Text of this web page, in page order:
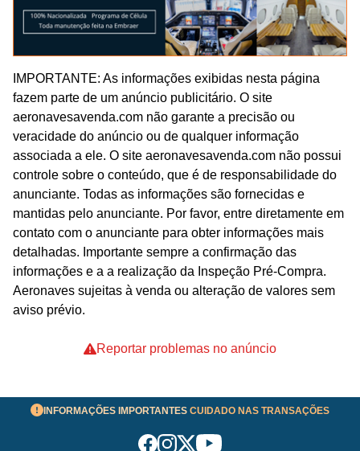
IMPORTANTE: As informações exibidas nesta página
fazem parte de um anúncio publicitário. O site
aeronavesavenda.com não garante a precisão ou
veracidade do anúncio ou de qualquer informação
associada a ele. O site aeronavesavenda.com não possui
controle sobre o conteúdo, que é de responsabilidade do
anunciante. Todas as informações são fornecidas e
mantidas pelo anunciante. Por favor, entre diretamente em
contato com o anunciante para obter informações mais
detalhadas. Importante sempre a confirmação das
informações e a a realização da Inspeção Pré-Compra.
Aeronaves sujeitas à venda ou alteração de valores sem
aviso prévio.
Reportar problemas no anúncio
INFORMAÇÕES IMPORTANTES CUIDADO NAS TRANSAÇÕES